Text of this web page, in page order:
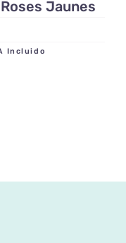
Jaunes
Incluido